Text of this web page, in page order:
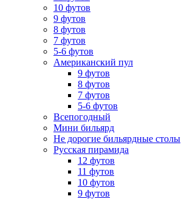
10 футов
9 футов
8 футов
7 футов
5-6 футов
Американский пул
9 футов
8 футов
7 футов
5-6 футов
Всепогодный
Мини бильярд
Не дорогие бильярдные столы
Русская пирамида
12 футов
11 футов
10 футов
9 футов